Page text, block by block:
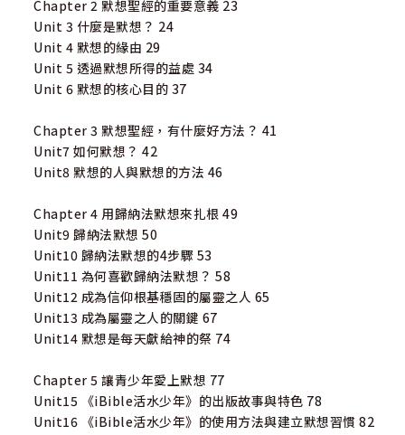
Chapter 2 默想聖經的重要意義 23
Unit 3 什麼是默想？ 24
Unit 4 默想的緣由 29
Unit 5 透過默想所得的益處 34
Unit 6 默想的核心目的 37
Chapter 3 默想聖經，有什麼好方法？ 41
Unit7 如何默想？ 42
Unit8 默想的人與默想的方法 46
Chapter 4 用歸納法默想來扎根 49
Unit9 歸納法默想 50
Unit10 歸納法默想的4步驟 53
Unit11 為何喜歡歸納法默想？ 58
Unit12 成為信仰根基穩固的屬靈之人 65
Unit13 成為屬靈之人的關鍵 67
Unit14 默想是每天獻給神的祭 74
Chapter 5 讓青少年愛上默想 77
Unit15 《iBible活水少年》的出版故事與特色 78
Unit16 《iBible活水少年》的使用方法與建立默想習慣 82